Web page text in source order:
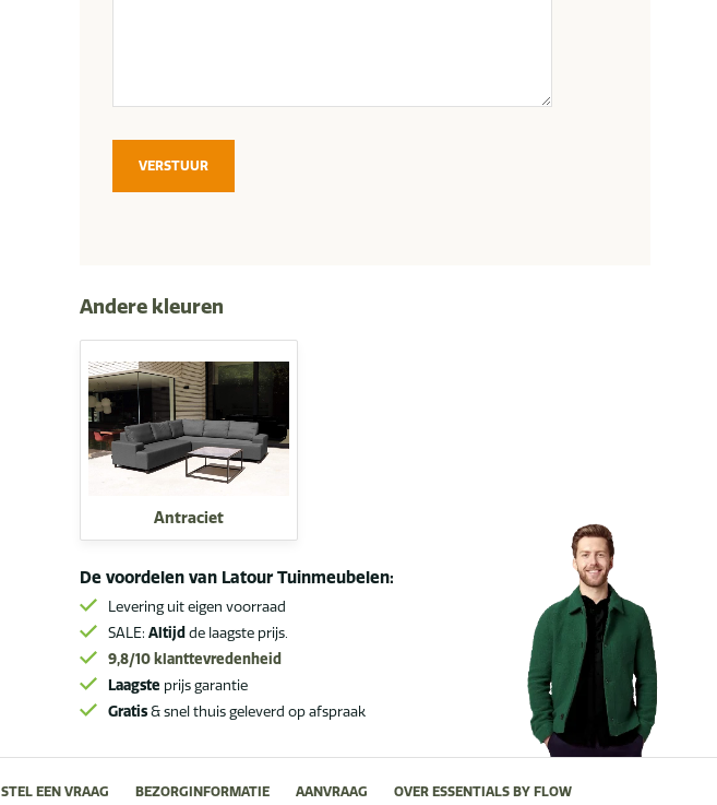
VERSTUUR
Andere kleuren
Antraciet
De voordelen van Latour Tuinmeubelen:
Levering uit eigen voorraad
SALE:Altijd de laagste prijs.
9,8/10 klanttevredenheid
Laagste prijs garantie
Gratis& snel thuis geleverd op afspraak
STEL EEN VRAAG BEZORGINFORMATIE AANVRAAG OVER ESSENTIALS BY FLOW